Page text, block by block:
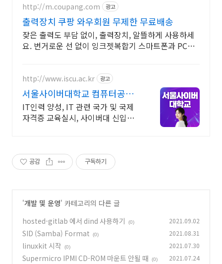
http://m.coupang.com 광고
출력장치 쿠팡 와우회원 무제한 무료배송
잦은 출력도 부담 없이, 출력장치, 알뜰하게 사용하세
요. 번거로운 선 없이 잉크젯복합기 스마트폰과 PC에
http://www.iscu.ac.kr 광고
서울사이버대학교 컴퓨터공학
과 2026 가을학기 신편입생
IT인력 양성, IT 관련 국가 및 국제
자격증 교육실시, 사이버대 신입생
공감 구독하기
'개발 및 운영' 카테고리의 다른 글
hosted-gitlab 에서 dind 사용하기
(0) 2021.09.02
SID (Samba) Format (0) 2021.08.31
linuxkit 시작 (0) 2021.07.30
Supermicro IPMI CD-ROM 마운트 안될 때 (0) 2021.07.24